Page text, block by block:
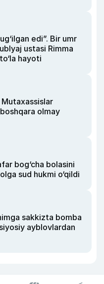
edi”. Bir umr
ustasi Rimma
hayoti
Mutaxassislar
olmay
bog‘cha bolasini
sud hukmi o‘qildi
sakkizta bomba
ayblovlardan